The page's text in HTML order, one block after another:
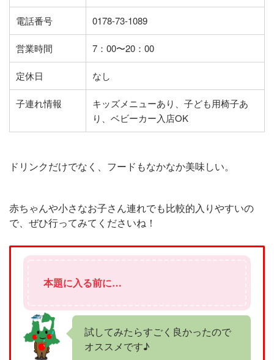
電話番号 0178-73-1089
営業時間 7：00〜20：00
定休日 なし
子連れ情報
キッズメニューあり、子ども用椅子あ
り、ベビーカー入店OK
ドリンクだけでなく、フードもなかなか美味しい。
赤ちゃんや小さなお子さん連れでも比較的入りやすいの
で、ぜひ行ってみてくださいね！
本題に入る前に…
試してみたらすごく良かったので
オススメです♪